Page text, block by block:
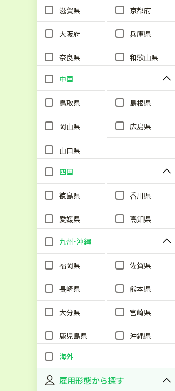
滋賀県 京都府
大阪府 兵庫県
奈良県 和歌山県
中国
鳥取県 島根県
岡山県 広島県
山口県
四国
徳島県 香川県
愛媛県 高知県
九州･沖縄
福岡県 佐賀県
長崎県 熊本県
大分県 宮崎県
鹿児島県
沖縄県
海外
雇用形態から探す